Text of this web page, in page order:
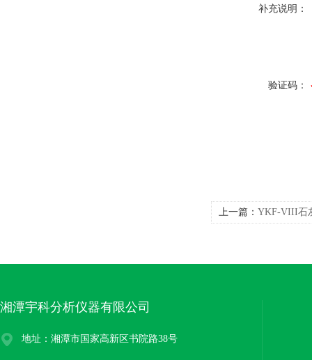
补充说明：
验证码：
上一篇： YKF-VIII石
湘潭宇科分析仪器有限公司
地址：湘潭市国家高新区书院路38号